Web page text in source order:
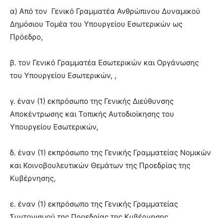
α) Από τον Γενικό Γραμματέα Ανθρώπινου Δυναμικού
Δημόσιου Τομέα του Υπουργείου Εσωτερικών ως
Πρόεδρο,
β. τον Γενικό Γραμματέα Εσωτερικών και Οργάνωσης
του Υπουργείου Εσωτερικών, ,
γ. έναν (1) εκπρόσωπο της Γενικής Διεύθυνσης
Αποκέντρωσης και Τοπικής Αυτοδιοίκησης του
Υπουργείου Εσωτερικών,
δ. έναν (1) εκπρόσωπο της Γενικής Γραμματείας Νομικών
και Κοινοβουλευτικών Θεμάτων της Προεδρίας της
Κυβέρνησης,
ε. έναν (1) εκπρόσωπο της Γενικής Γραμματείας